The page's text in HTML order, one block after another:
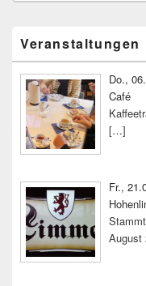
Seitenleisten-
Widgetbereich
Veranstaltungen
Do.,
Café
[…]
Fr.,
August